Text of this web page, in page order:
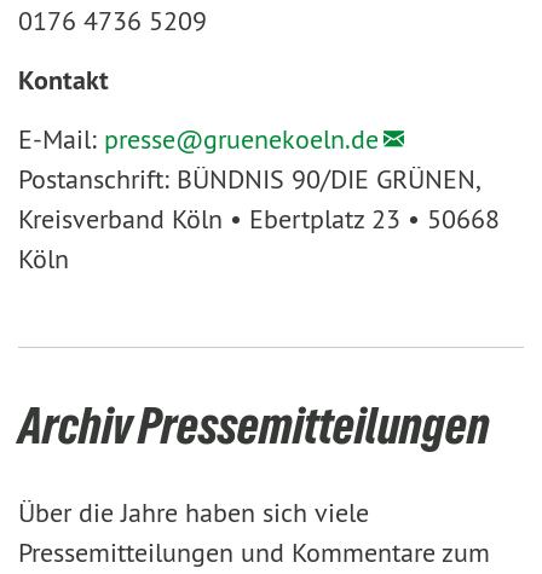
0176 4736 5209
Kontakt
E-Mail: presse@gruenekoeln.de
Postanschrift: BÜNDNIS 90/DIE GRÜNEN,
Kreisverband Köln • Ebertplatz 23 • 50668
Köln
Archiv Pressemitteilungen
Über die Jahre haben sich viele
Pressemitteilungen und Kommentare zum